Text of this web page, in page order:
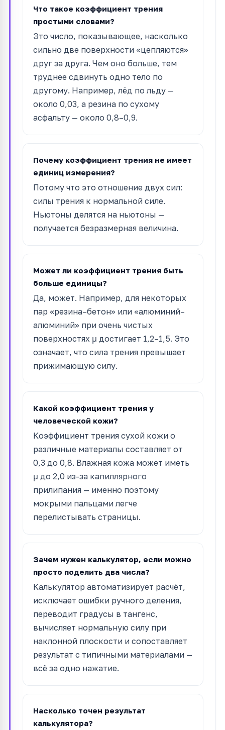
Что такое коэффициент трения
простыми словами?
Это число, показывающее, насколько
сильно две поверхности «цепляются»
друг за друга. Чем оно больше, тем
труднее сдвинуть одно тело по
другому. Например, лёд по льду —
около 0,03, а резина по сухому
асфальту — около 0,8–0,9.
Почему коэффициент трения не имеет
единиц измерения?
Потому что это отношение двух сил:
силы трения к нормальной силе.
Ньютоны делятся на ньютоны —
получается безразмерная величина.
Может ли коэффициент трения быть
больше единицы?
Да, может. Например, для некоторых
пар «резина–бетон» или «алюминий–
алюминий» при очень чистых
поверхностях μ достигает 1,2–1,5. Это
означает, что сила трения превышает
прижимающую силу.
Какой коэффициент трения у
человеческой кожи?
Коэффициент трения сухой кожи о
различные материалы составляет от
0,3 до 0,8. Влажная кожа может иметь
μ до 2,0 из-за капиллярного
прилипания — именно поэтому
мокрыми пальцами легче
перелистывать страницы.
Зачем нужен калькулятор, если можно
просто поделить два числа?
Калькулятор автоматизирует расчёт,
исключает ошибки ручного деления,
переводит градусы в тангенс,
вычисляет нормальную силу при
наклонной плоскости и сопоставляет
результат с типичными материалами —
всё за одно нажатие.
Насколько точен результат
калькулятора?